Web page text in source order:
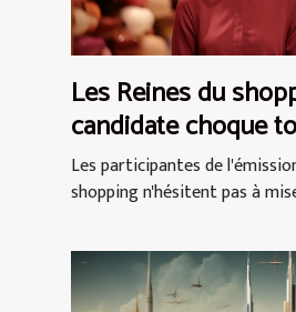
Les Reines du
candidate choque
monde avec sa
Les participantes de
shopping n'hésitent pas à